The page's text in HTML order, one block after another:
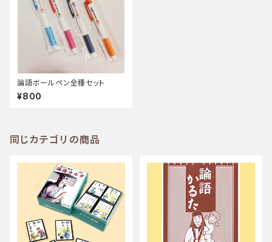
論語ボールペン全種セット
¥800
同じカテゴリの商品